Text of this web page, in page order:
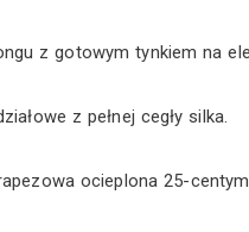
z gotowym tynkiem na
z pełnej cegły silka.
ocieplona 25-